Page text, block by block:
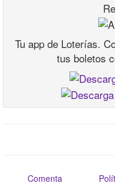
Tu app de Loterías.
tus boletos
Comenta